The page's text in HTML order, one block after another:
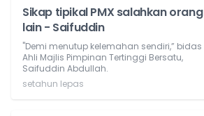
Sikap tipikal PMX salahkan orang
lain - Saifuddin
"Demi menutup kelemahan sendiri,” bidas
Ahli Majlis Pimpinan Tertinggi Bersatu,
Saifuddin Abdullah.
setahun lepas